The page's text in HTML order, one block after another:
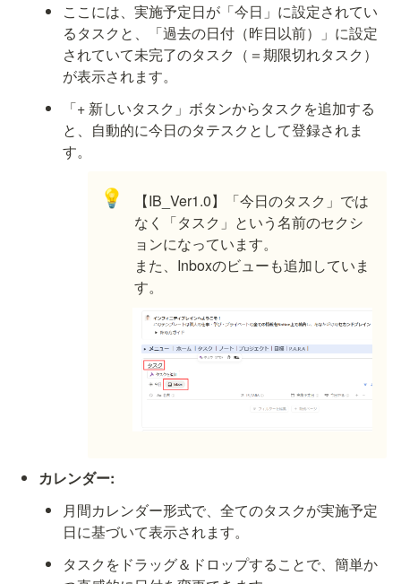
ここには、実施予定日が「今日」に設定されてい
るタスクと、「過去の日付（昨日以前）」に設定
されていて未完了のタスク（＝期限切れタスク）
が表示されます。
「+ 新しいタスク」ボタンからタスクを追加する
と、自動的に今日のタテスクとして登録されま
す。
💡
【IB_Ver1.0】「今日のタスク」では
なく「タスク」という名前のセクシ
ョンになっています。
また、Inboxのビューも追加していま
す。
カレンダー:
月間カレンダー形式で、全てのタスクが実施予定
日に基づいて表示されます。
タスクをドラッグ＆ドロップすることで、簡単か